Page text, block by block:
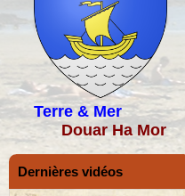
Terre & Mer
Douar Ha Mor
Dernières vidéos